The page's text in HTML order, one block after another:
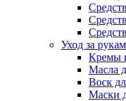
Уход за
Кремы
Масла
Воск
Маски